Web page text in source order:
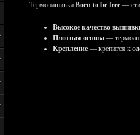
Термонашивка Born to be free —
Высокое качество
Плотная основа —
Крепление — крепится к